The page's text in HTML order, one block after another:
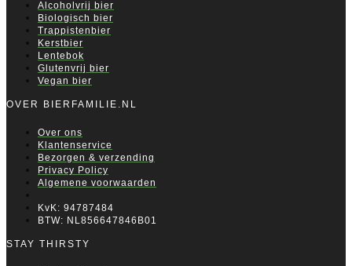
Alcoholvrij bier
Biologisch bier
Trappistenbier
Kerstbier
Lentebok
Glutenvrij bier
Vegan bier
OVER BIERFAMILIE.NL
Over ons
Klantenservice
Bezorgen & verzending
Privacy Policy
Algemene voorwaarden
KvK: 94787484
BTW: NL856647846B01
STAY THIRSTY